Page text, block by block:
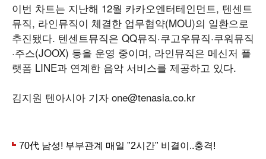
이번 차트는 지난해 12월 카카오엔터테인먼트, 텐센트
뮤직, 라인뮤직이 체결한 업무협약(MOU)의 일환으로
추진됐다. 텐센트뮤직은 QQ뮤직·쿠고우뮤직·쿠워뮤직
·주스(JOOX) 등을 운영 중이며, 라인뮤직은 메신저 플
랫폼 LINE과 연계한 음악 서비스를 제공하고 있다.
김지원 텐아시아 기자 one@tenasia.co.kr